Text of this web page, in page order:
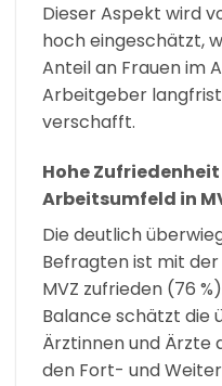
Dieser Aspekt wird
hoch eingeschätzt,
Anteil an Frauen im
Arbeitgeber
verschafft.
Hohe
Arbeitsumfeld in
Die deutlich
Befragten ist mit
MVZ zufrieden (76
Balance schätzt die
Ärztinnen und Ärzte
den Fort- und